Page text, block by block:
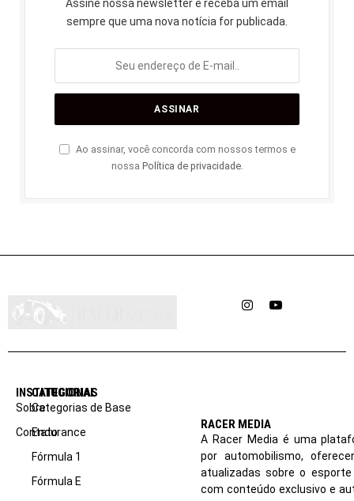
Assine nossa newsletter e receba um email
sempre que uma nova notícia for publicada.
Ao assinar, você concorda com nossos termos e
nossa Política de privacidade.
InstagramYouTube
INSTITUCIONAL
Sobre
Contato
CATEGORIAS
Categorias de Base
Endurance
Fórmula 1
Fórmula E
RACER MEDIA
A Racer Media é uma
por automobilismo,
atualizadas sobre o
com conteúdo exclusivo e